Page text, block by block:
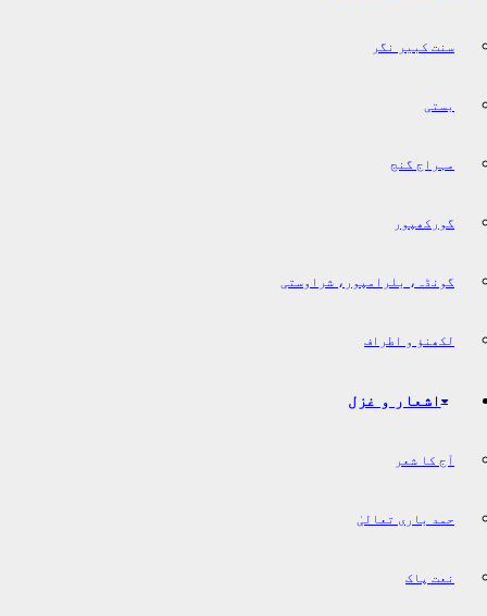
سنت کبیر نگر
بستی
مہراج گنج
گورکھپور
گونڈہ، بلرامپور، شراوستی
لکھنؤ و اطراف
اشعار و غزل
آج کا شعر
حمد باری تعالیٰ
نعت پاک